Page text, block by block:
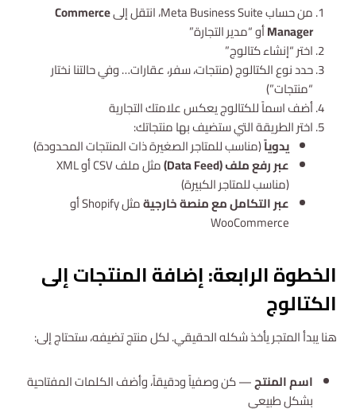
من حساب Meta Business Suite، انتقل إلى
Commerce
Managerأو “مدير التجارة”
اختر “إنشاء كتالوج”
حدد نوع الكتالوج (منتجات، سفر، عقارات… وفي حالتنا نختار
“منتجات”)
أضف اسماً للكتالوج يعكس علامتك التجارية
اختر الطريقة التي ستضيف بها منتجاتك:
يدوياً(مناسب للمتاجر الصغيرة ذات المنتجات المحدودة)
عبر رفع ملف (Data Feed)
مثل ملف CSV أو XML
(مناسب للمتاجر الكبيرة)
عبر التكامل مع منصة خارجية
مثل Shopify أو
WooCommerce
الخطوة الرابعة: إضافة المنتجات إلى
الكتالوج
هنا يبدأ المتجر يأخذ شكله الحقيقي. لكل منتج تضيفه، ستحتاج إلى:
اسم المنتج— كن وصفياً ودقيقاً، وأضف الكلمات المفتاحية
بشكل طبيعي